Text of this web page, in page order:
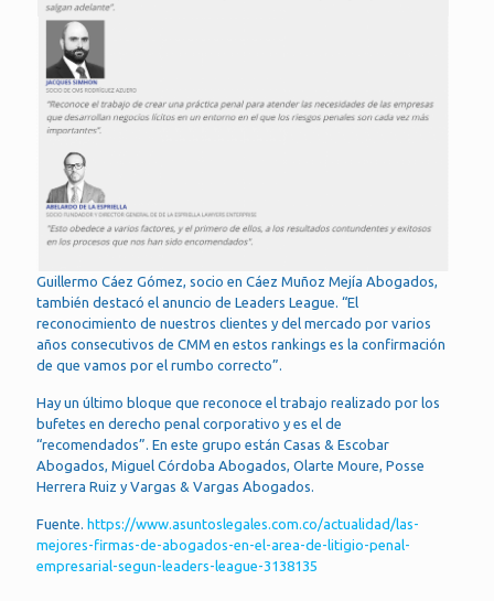
Guillermo Cáez Gómez, socio en Cáez Muñoz Mejía Abogados,
también destacó el anuncio de Leaders League. “El
reconocimiento de nuestros clientes y del mercado por varios
años consecutivos de CMM en estos rankings es la confirmación
de que vamos por el rumbo correcto”.
Hay un último bloque que reconoce el trabajo realizado por los
bufetes en derecho penal corporativo y es el de
“recomendados”. En este grupo están Casas & Escobar
Abogados, Miguel Córdoba Abogados, Olarte Moure, Posse
Herrera Ruiz y Vargas & Vargas Abogados.
Fuente. https://www.asuntoslegales.com.co/actualidad/las-
mejores-firmas-de-abogados-en-el-area-de-litigio-penal-
empresarial-segun-leaders-league-3138135